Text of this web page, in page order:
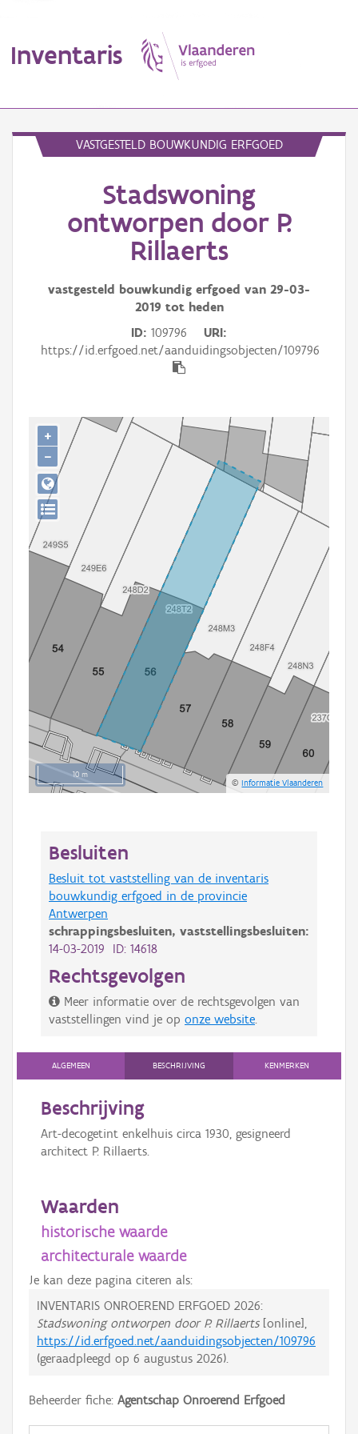
Inventaris
Aanduidingsobject
Hergebruik
Aanmelden
VASTGESTELD BOUWKUNDIG ERFGOED
Stadswoning
ontworpen door P.
Rillaerts
vastgesteld bouwkundig erfgoed van 29-03-
2019 tot heden
ID 109796
URI
https://id.erfgoed.net/aanduidingsobjecten/109796
10 m
©Informatie Vlaanderen
+
−
Besluiten
Besluit tot vaststelling van de inventaris
bouwkundig erfgoed in de provincie
Antwerpen
schrappingsbesluiten, vaststellingsbesluiten:
14-03-2019 ID: 14618
Rechtsgevolgen
Meer informatie over de rechtsgevolgen van
vaststellingen vind je op onze website
ALGEMEEN BESCHRIJVING KENMERKEN
Beschrijving
Art-decogetint enkelhuis circa 1930, gesigneerd
architect P. Rillaerts.
Waarden
historische waarde
architecturale waarde
Je kan deze pagina citeren als:
INVENTARIS ONROEREND ERFGOED 2026:
Stadswoning ontworpen door P. Rillaerts[online],
https://id.erfgoed.net/aanduidingsobjecten/109796
(geraadpleegd op 6 augustus 2026).
Beheerder fiche: Agentschap Onroerend Erfgoed